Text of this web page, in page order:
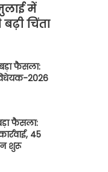
में
चिंता
फैसला:
2026
फैसला:
45
शुरू